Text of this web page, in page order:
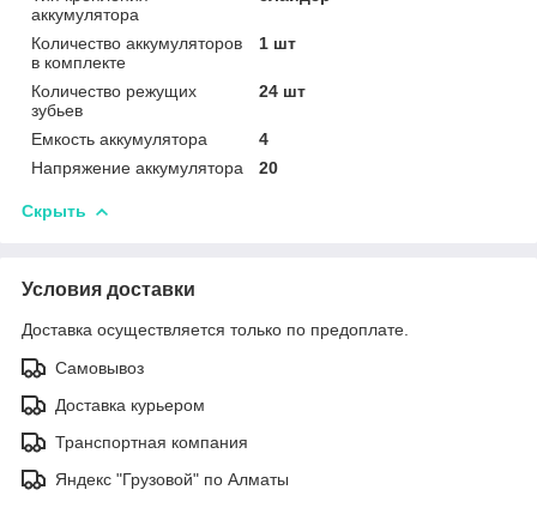
аккумулятора
Количество аккумуляторов
в комплекте
1 шт
Количество режущих
зубьев
24 шт
Емкость аккумулятора
4
Напряжение аккумулятора
20
Скрыть
Условия доставки
Доставка осуществляется только по предоплате.
Самовывоз
Доставка курьером
Транспортная компания
Яндекс "Грузовой" по Алматы